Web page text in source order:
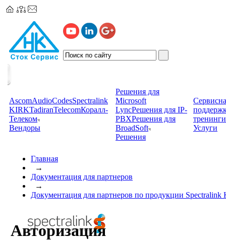
AscomAudioCodesSpectralink
KIRKTadiranTelecomКоралл-
Телеком
Вендоры
Решения для
Microsoft
LyncРешения для IP-
PBXРешения для
BroadSoft
Решения
тренинги
Услуги
Главная
→
Документация для партнеров
→
Документация для партнеров по продукции Spectralink
Авторизация